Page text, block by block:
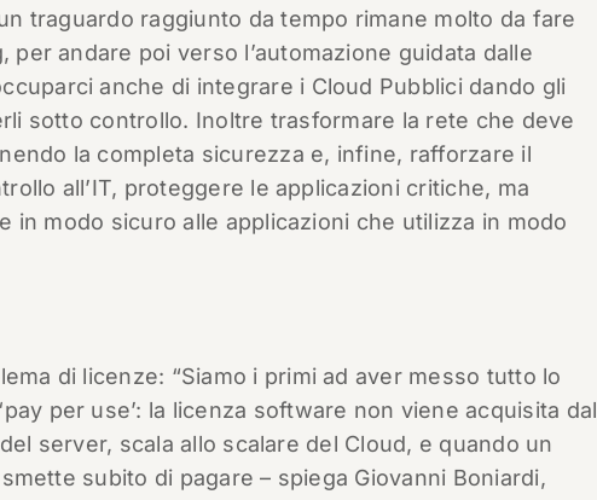
traguardo raggiunto da tempo rimane molto da fare
andare poi verso l’automazione guidata dalle
anche di integrare i Cloud Pubblici dando gli
sotto controllo. Inoltre trasformare la rete che deve
la completa sicurezza e, infine, rafforzare il
all’IT, proteggere le applicazioni critiche, ma
in modo sicuro alle applicazioni che utilizza in modo
di licenze: “Siamo i primi ad aver messo tutto lo
per use’: la licenza software non viene acquisita dal
server, scala allo scalare del Cloud, e quando un
subito di pagare – spiega Giovanni Boniardi,